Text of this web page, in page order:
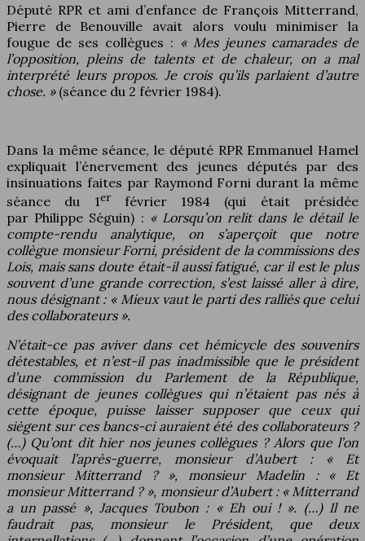
Député RPR et ami d’enfance de François Mitterrand,
Pierre de Benouville avait alors voulu minimiser la
fougue de ses collègues : « Mes jeunes camarades de
l’opposition, pleins de talents et de chaleur, on a mal
interprété leurs propos. Je crois qu’ils parlaient d’autre
chose. »(séance du 2 février 1984).
Dans la même séance, le député RPR Emmanuel Hamel
expliquait l’énervement des jeunes députés par des
insinuations faites par Raymond Forni durant la même
séance du 1erfévrier 1984 (qui était présidée
par Philippe Séguin) : « Lorsqu’on relit dans le détail le
compte-rendu analytique, on s’aperçoit que notre
collègue monsieur Forni, président de la commissions des
Lois, mais sans doute était-il aussi fatigué, car il est le plus
souvent d’une grande correction, s’est laissé aller à dire,
nous désignant : « Mieux vaut le parti des ralliés que celui
des collaborateurs ».
N’était-ce pas aviver dans cet hémicycle des souvenirs
détestables, et n’est-il pas inadmissible que le président
d’une commission du Parlement de la République,
désignant de jeunes collègues qui n’étaient pas nés à
cette époque, puisse laisser supposer que ceux qui
siègent sur ces bancs-ci auraient été des collaborateurs ?
(…) Qu’ont dit hier nos jeunes collègues ? Alors que l’on
évoquait l’après-guerre, monsieur d’Aubert : « Et
monsieur Mitterrand ? », monsieur Madelin : « Et
monsieur Mitterrand ? », monsieur d’Aubert : « Mitterrand
a un passé », Jacques Toubon : « Eh oui ! ». (…) Il ne
faudrait pas, monsieur le Président, que deux